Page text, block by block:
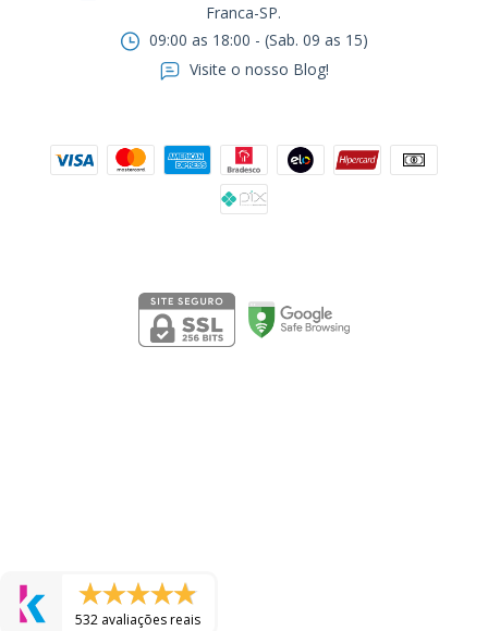
Franca-SP.ㅤㅤㅤㅤㅤㅤㅤㅤㅤㅤㅤ
09:00 as 18:00 - (Sab. 09 as 15)
Visite o nosso Blog!
532 avaliações reais